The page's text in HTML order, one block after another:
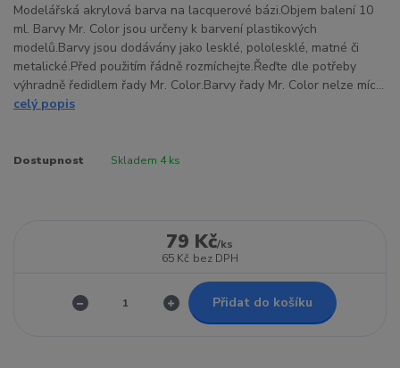
Modelářská akrylová barva na lacquerové bázi.Objem balení 10
ml. Barvy Mr. Color jsou určeny k barvení plastikových
modelů.Barvy jsou dodávány jako lesklé, pololesklé, matné či
metalické.Před použitím řádně rozmíchejte.Řeďte dle potřeby
výhradně ředidlem řady Mr. Color.Barvy řady Mr. Color nelze míc...
celý popis
Dostupnost Skladem 4 ks
79 Kč/ks
65 Kč bez DPH
Přidat do košíku